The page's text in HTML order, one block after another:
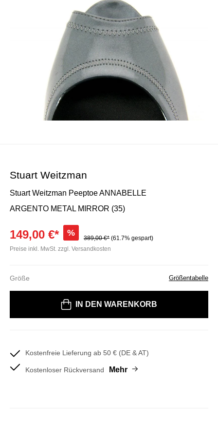
Stuart Weitzman
Stuart Weitzman Peeptoe ANNABELLE
ARGENTO METAL MIRROR (35)
149,00 €* %
389,00 €* (61.7% gespart)
Preise inkl. MwSt. zzgl. Versandkosten
Größe Größentabelle
IN DEN WARENKORB
Kostenfreie Lieferung ab 50 € (DE & AT)
Kostenloser Rückversand Mehr